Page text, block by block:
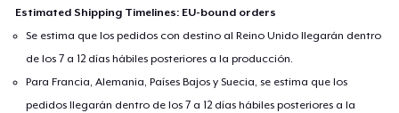
Estimated Shipping Timelines: EU-bound orders
Se estima que los pedidos con destino al Reino Unido llegarán dentro
de los 7 a 12 días hábiles posteriores a la producción.
Para Francia, Alemania, Países Bajos y Suecia, se estima que los
pedidos llegarán dentro de los 7 a 12 días hábiles posteriores a la